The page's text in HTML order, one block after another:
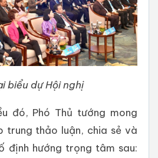
biểu dự Hội nghị
đó, Phó Thủ tướng mong
trung thảo luận, chia sẻ và
định hướng trọng tâm sau: